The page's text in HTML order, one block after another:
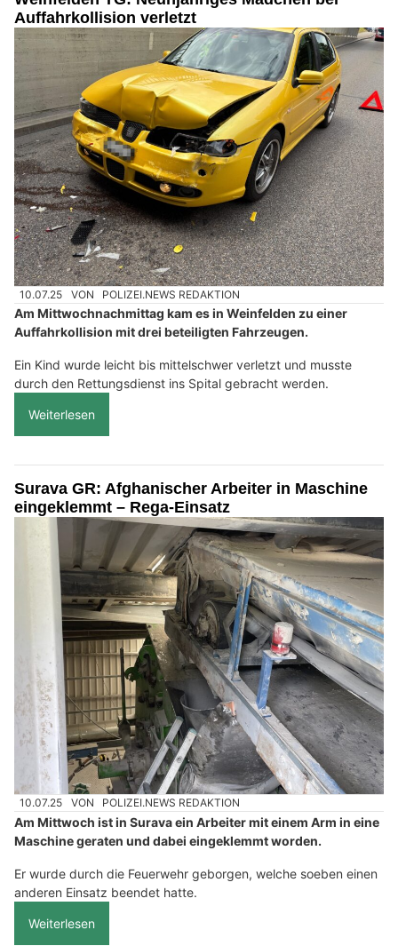
Auffahrkollision verletzt
10.07.25 VON POLIZEI.NEWS REDAKTION
Am Mittwochnachmittag kam es in Weinfelden zu einer
Auffahrkollision mit drei beteiligten Fahrzeugen.
Ein Kind wurde leicht bis mittelschwer verletzt und musste
durch den Rettungsdienst ins Spital gebracht werden.
Weiterlesen
Surava GR: Afghanischer Arbeiter in Maschine
eingeklemmt – Rega-Einsatz
10.07.25 VON POLIZEI.NEWS REDAKTION
Am Mittwoch ist in Surava ein Arbeiter mit einem Arm in eine
Maschine geraten und dabei eingeklemmt worden.
Er wurde durch die Feuerwehr geborgen, welche soeben einen
anderen Einsatz beendet hatte.
Weiterlesen